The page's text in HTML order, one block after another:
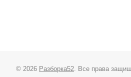
© 2026 Разборка52. Все права